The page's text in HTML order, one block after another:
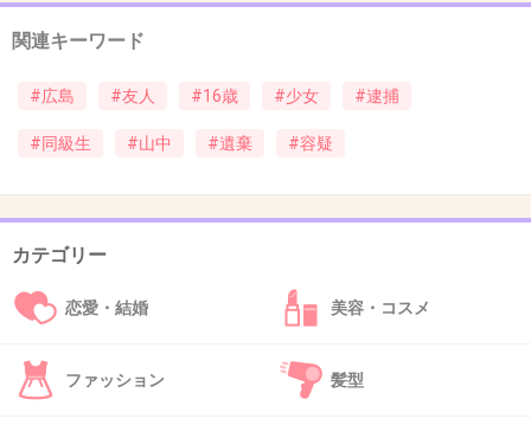
私も先月行きました！
でも、
その一方で、自殺とかの名所でもあります。
なんか悲しいですね。
関連キーワード
#広島 #友人 #16歳 #少女 #逮捕
#同級生 #山中 #遺棄 #容疑
カテゴリー
恋愛・結婚 美容・コスメ
ファッション 髪型